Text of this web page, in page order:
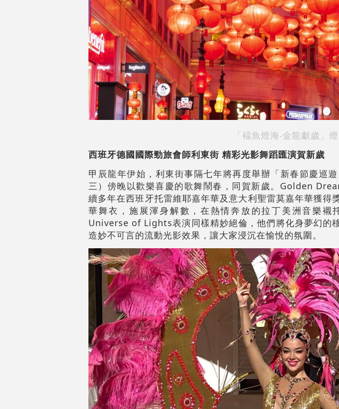
「褔魚燈海‧金龍獻歲」
西班牙德國國際勁旅會師利東街 精彩光影舞蹈匯演賀新歲
甲辰龍年伊始，利東街事隔七年將再度舉辦「新春節慶巡
三）傍晚以歡樂喜慶的歌舞鬧春，同賀新歲。Golden
續多年在西班牙托雷維耶嘉年華及意大利聖雷莫嘉年華獲得
華舞衣，施展渾身解數，在熱情奔放的拉丁美洲音樂襯
Universe of Lights表演同樣精妙絕倫，他們將化身夢幻的
造妙不可言的流動光影效果，讓大家浸沉在愉悅的氛圍。